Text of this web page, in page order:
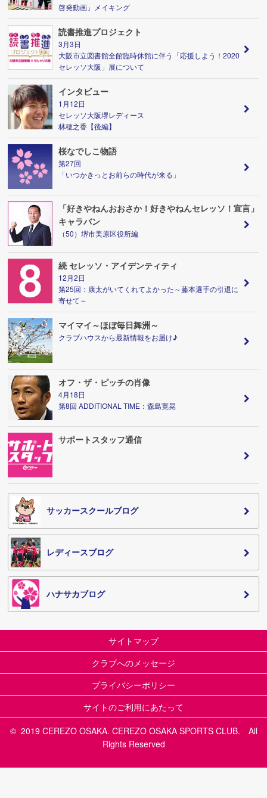
啓発動画」メイキング
読書推進プロジェクト
3月3日
大阪市立図書館全館臨時休館に伴う「応援しよう！2020
セレッソ大阪」展について
インタビュー
1月12日
セレッソ大阪堺レディース
林穂之香【後編】
桜なでしこ物語
第27回
「いつかきっとお前らの時代が来る」
「好きやねんおおさか！好きやねんセレッソ！宣言」
キャラバン
（50）堺市美原区役所編
続 セレッソ・アイデンティティ
12月2日
第25回：康太がいてくれてよかった～藤本選手の引退に
寄せて～
マイマイ～ほぼ毎日舞洲～
クラブハウスから最新情報をお届け♪
オフ・ザ・ピッチの肖像
4月18日
第8回 ADDITIONAL TIME：森島寛晃
サポートスタッフ通信
サッカースクールブログ
レディースブログ
ハナサカブログ
サイトマップ
クラブへのメッセージ
プライバシーポリシー
サイトのご利用にあたって
© 2019 CEREZO OSAKA. CEREZO OSAKA SPORTS CLUB. All
Rights Reserved